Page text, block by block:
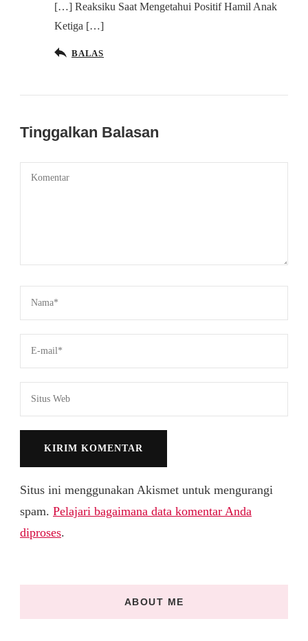
[…] Reaksiku Saat Mengetahui Positif Hamil Anak
Ketiga […]
BALAS
Tinggalkan Balasan
Situs ini menggunakan Akismet untuk mengurangi
spam. Pelajari bagaimana data komentar Anda
diproses.
ABOUT ME